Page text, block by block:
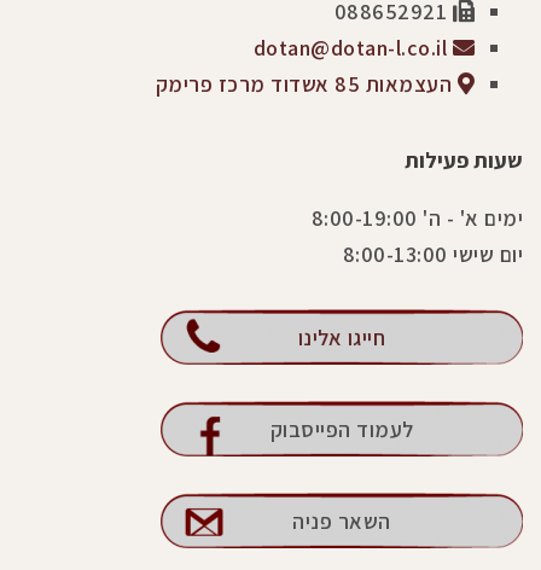
העצמאות 85 אשדוד מרכז פרימק
שעות פעילות
ימים א' - ה' 8:00-19:00
יום שישי 8:00-13:00
חייגו אלינו
לעמוד הפייסבוק
השאר פניה